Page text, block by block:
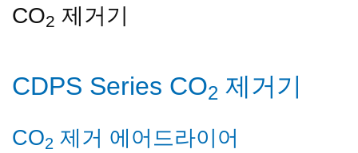
CO2 제거기
CDPS Series CO2 제거기
CO2 제거 에어드라이어